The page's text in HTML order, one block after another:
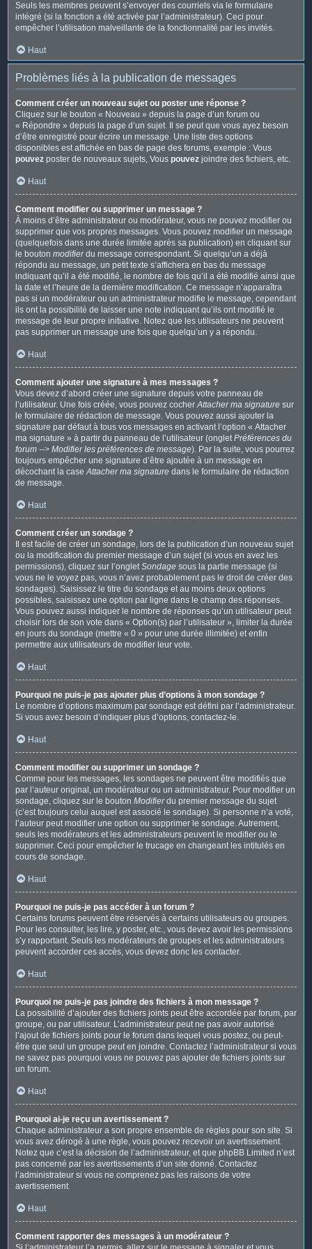
Seuls les membres peuvent s’envoyer des courriels via le formulaire
intégré (si la fonction a été activée par l’administrateur). Ceci pour
empêcher l’utilisation malveillante de la fonctionnalité par les invités.
Haut
Problèmes liés à la publication de messages
Comment créer un nouveau sujet ou poster une réponse ?
Cliquez sur le bouton « Nouveau » depuis la page d’un forum ou
« Répondre » depuis la page d’un sujet. Il se peut que vous ayez besoin
d’être enregistré pour écrire un message. Une liste des options
disponibles est affichée en bas de page des forums, exemple : Vous
pouvez poster de nouveaux sujets, Vous pouvez joindre des fichiers, etc.
Haut
Comment modifier ou supprimer un message ?
À moins d’être administrateur ou modérateur, vous ne pouvez modifier ou
supprimer que vos propres messages. Vous pouvez modifier un message
(quelquefois dans une durée limitée après sa publication) en cliquant sur
le bouton modifierdu message correspondant. Si quelqu’un a déjà
répondu au message, un petit texte s’affichera en bas du message
indiquant qu’il a été modifié, le nombre de fois qu’il a été modifié ainsi que
la date et l’heure de la dernière modification. Ce message n’apparaîtra
pas si un modérateur ou un administrateur modifie le message, cependant
ils ont la possibilité de laisser une note indiquant qu’ils ont modifié le
message de leur propre initiative. Notez que les utilisateurs ne peuvent
pas supprimer un message une fois que quelqu’un y a répondu.
Haut
Comment ajouter une signature à mes messages ?
Vous devez d’abord créer une signature depuis votre panneau de
l’utilisateur. Une fois créée, vous pouvez cocherAttacher ma signature sur
le formulaire de rédaction de message. Vous pouvez aussi ajouter la
signature par défaut à tous vos messages en activant l’option « Attacher
ma signature » à partir du panneau de l’utilisateur (ongletPréférences du
forum --> Modifier les préférences de message). Par la suite, vous pourrez
toujours empêcher une signature d’être ajoutée à un message en
décochant la caseAttacher ma signature dans le formulaire de rédaction
de message.
Haut
Comment créer un sondage ?
Il est facile de créer un sondage, lors de la publication d’un nouveau sujet
ou la modification du premier message d’un sujet (si vous en avez les
permissions), cliquez sur l’ongletSondage sous la partie message (si
vous ne le voyez pas, vous n’avez probablement pas le droit de créer des
sondages). Saisissez le titre du sondage et au moins deux options
possibles, saisissez une option par ligne dans le champ des réponses.
Vous pouvez aussi indiquer le nombre de réponses qu’un utilisateur peut
choisir lors de son vote dans « Option(s) par l’utilisateur », limiter la durée
en jours du sondage (mettre « 0 » pour une durée illimitée) et enfin
permettre aux utilisateurs de modifier leur vote.
Haut
Pourquoi ne puis-je pas ajouter plus d’options à mon sondage ?
Le nombre d’options maximum par sondage est défini par l’administrateur.
Si vous avez besoin d’indiquer plus d’options, contactez-le.
Haut
Comment modifier ou supprimer un sondage ?
Comme pour les messages, les sondages ne peuvent être modifiés que
par l’auteur original, un modérateur ou un administrateur. Pour modifier un
sondage, cliquez sur le bouton Modifierdu premier message du sujet
(c’est toujours celui auquel est associé le sondage). Si personne n’a voté,
l’auteur peut modifier une option ou supprimer le sondage. Autrement,
seuls les modérateurs et les administrateurs peuvent le modifier ou le
supprimer. Ceci pour empêcher le trucage en changeant les intitulés en
cours de sondage.
Haut
Pourquoi ne puis-je pas accéder à un forum ?
Certains forums peuvent être réservés à certains utilisateurs ou groupes.
Pour les consulter, les lire, y poster, etc., vous devez avoir les permissions
s’y rapportant. Seuls les modérateurs de groupes et les administrateurs
peuvent accorder ces accès, vous devez donc les contacter.
Haut
Pourquoi ne puis-je pas joindre des fichiers à mon message ?
La possibilité d’ajouter des fichiers joints peut être accordée par forum, par
groupe, ou par utilisateur. L’administrateur peut ne pas avoir autorisé
l’ajout de fichiers joints pour le forum dans lequel vous postez, ou peut-
être que seul un groupe peut en joindre. Contactez l’administrateur si vous
ne savez pas pourquoi vous ne pouvez pas ajouter de fichiers joints sur
un forum.
Haut
Pourquoi ai-je reçu un avertissement ?
Chaque administrateur a son propre ensemble de règles pour son site. Si
vous avez dérogé à une règle, vous pouvez recevoir un avertissement.
Notez que c’est la décision de l’administrateur, et que phpBB Limited n’est
pas concerné par les avertissements d’un site donné. Contactez
l’administrateur si vous ne comprenez pas les raisons de votre
avertissement.
Haut
Comment rapporter des messages à un modérateur ?